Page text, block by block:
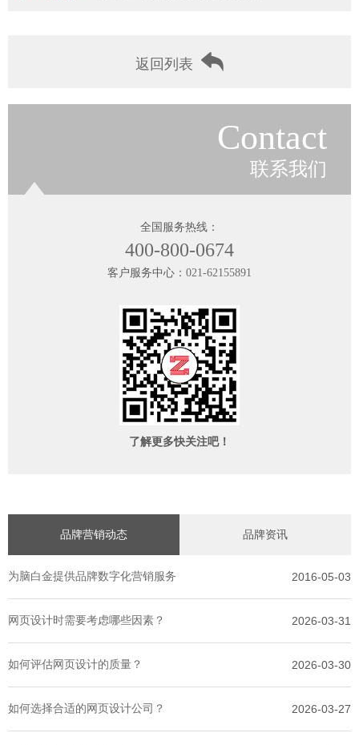
返回列表
Contact
联系我们
全国服务热线：
400-800-0674
客户服务中心： 021-62155891
了解更多快关注吧！
品牌营销动态 品牌资讯
为脑白金提供品牌数字化营销服务 2016-05-03
网页设计时需要考虑哪些因素？ 2026-03-31
如何评估网页设计的质量？ 2026-03-30
如何选择合适的网页设计公司？ 2026-03-27